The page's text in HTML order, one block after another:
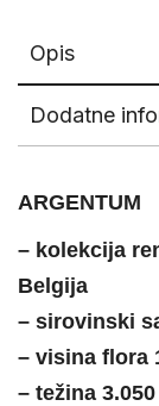
Opis
Dodatne
ARGENTUM
– kolekcija
Belgija
– sirovinski
– visina flora
– težina